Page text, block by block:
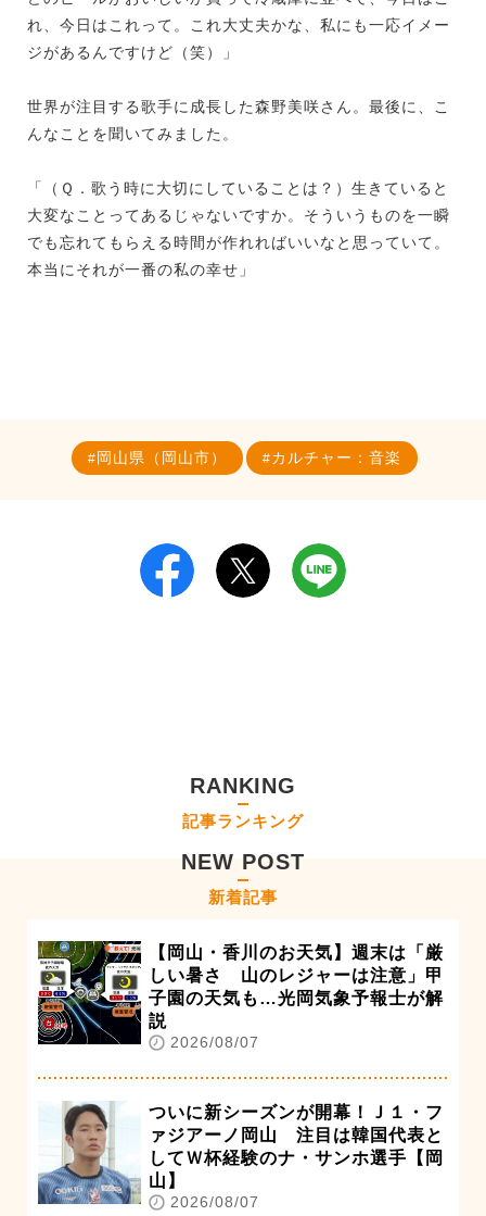
れ、今日はこれって。これ大丈夫かな、私にも一応イメー
ジがあるんですけど（笑）」
世界が注目する歌手に成長した森野美咲さん。最後に、こ
んなことを聞いてみました。
「（Ｑ．歌う時に大切にしていることは？）生きていると
大変なことってあるじゃないですか。そういうものを一瞬
でも忘れてもらえる時間が作れればいいなと思っていて。
本当にそれが一番の私の幸せ」
岡山県（岡山市） カルチャー：音楽
RANKING
記事ランキング
NEW POST
新着記事
【岡山・香川のお天気】週末は「厳
しい暑さ 山のレジャーは注意」甲
子園の天気も…光岡気象予報士が解
説
2026/08/07
ついに新シーズンが開幕！Ｊ１・フ
ァジアーノ岡山 注目は韓国代表と
してＷ杯経験のナ・サンホ選手【岡
山】
2026/08/07